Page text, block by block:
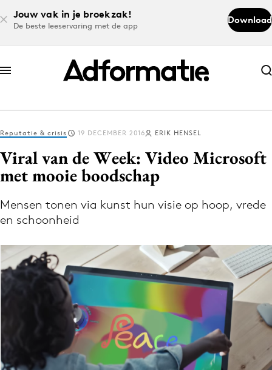
Jouw vak in je broekzak!
De beste leeservaring met de app
Download
Abonneer nu
Abonneer nu
Log in
Download de app
Volg het laatste nieuws via de Adformatie
Home
9 sept: GenAI-training
Reputatie & crisis 19 DECEMBER 2016 ERIK HENSEL
Viral van de Week: Video Microsoft
met mooie boodschap
Mensen tonen via kunst hun visie op hoop, vrede
en schoonheid